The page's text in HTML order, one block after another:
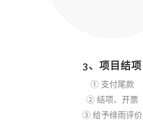
3、项目结项
① 支付尾款
② 结项、开票
③ 给予绯雨评价